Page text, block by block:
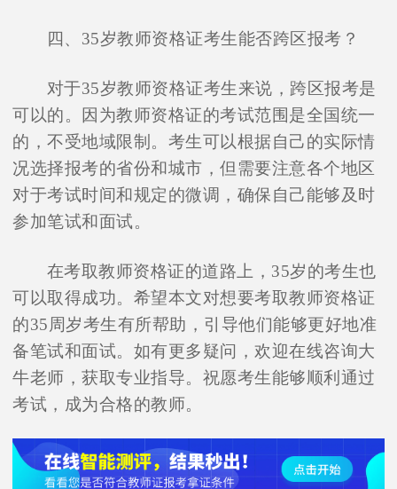
四、35岁教师资格证考生能否跨区报考？
对于35岁教师资格证考生来说，跨区报考是
可以的。因为教师资格证的考试范围是全国统一
的，不受地域限制。考生可以根据自己的实际情
况选择报考的省份和城市，但需要注意各个地区
对于考试时间和规定的微调，确保自己能够及时
参加笔试和面试。
在考取教师资格证的道路上，35岁的考生也
可以取得成功。希望本文对想要考取教师资格证
的35周岁考生有所帮助，引导他们能够更好地准
备笔试和面试。如有更多疑问，欢迎在线咨询大
牛老师，获取专业指导。祝愿考生能够顺利通过
考试，成为合格的教师。